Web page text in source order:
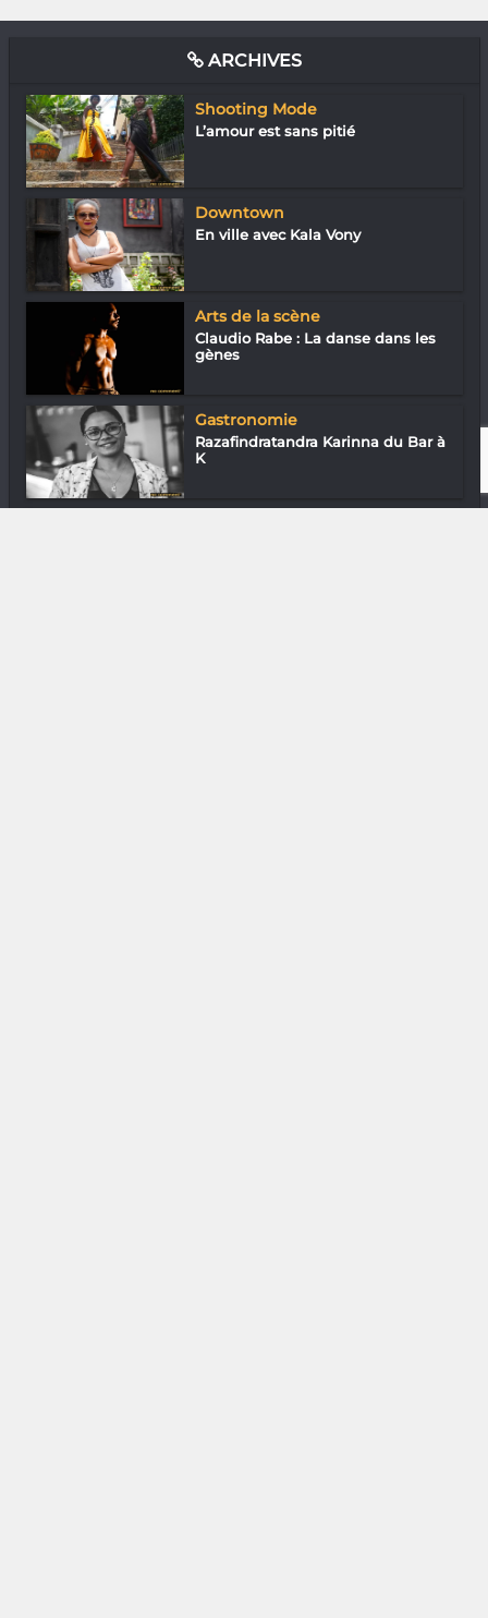
ARCHIVES
Shooting Mode
L’amour est sans pitié
Downtown
En ville avec Kala Vony
Arts de la scène
Claudio Rabe : La danse dans les
gènes
Gastronomie
Razafindratandra Karinna du Bar à
K